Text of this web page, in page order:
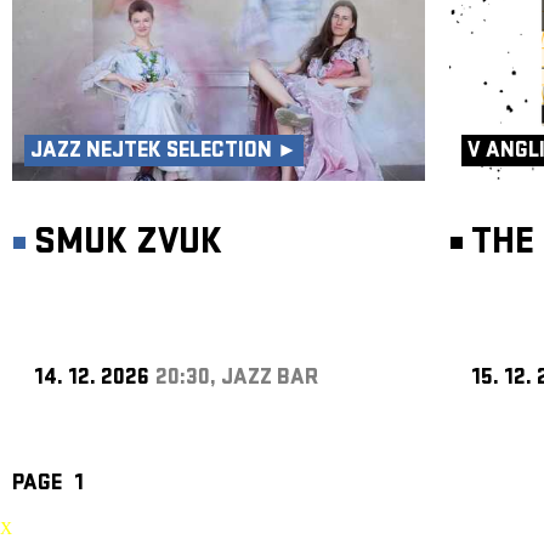
JAZZ NEJTEK SELECTION ►
SMUK ZVUK
14. 12. 2026 20:30, JAZZ BAR
V
15. 12.
PAGE 1
X